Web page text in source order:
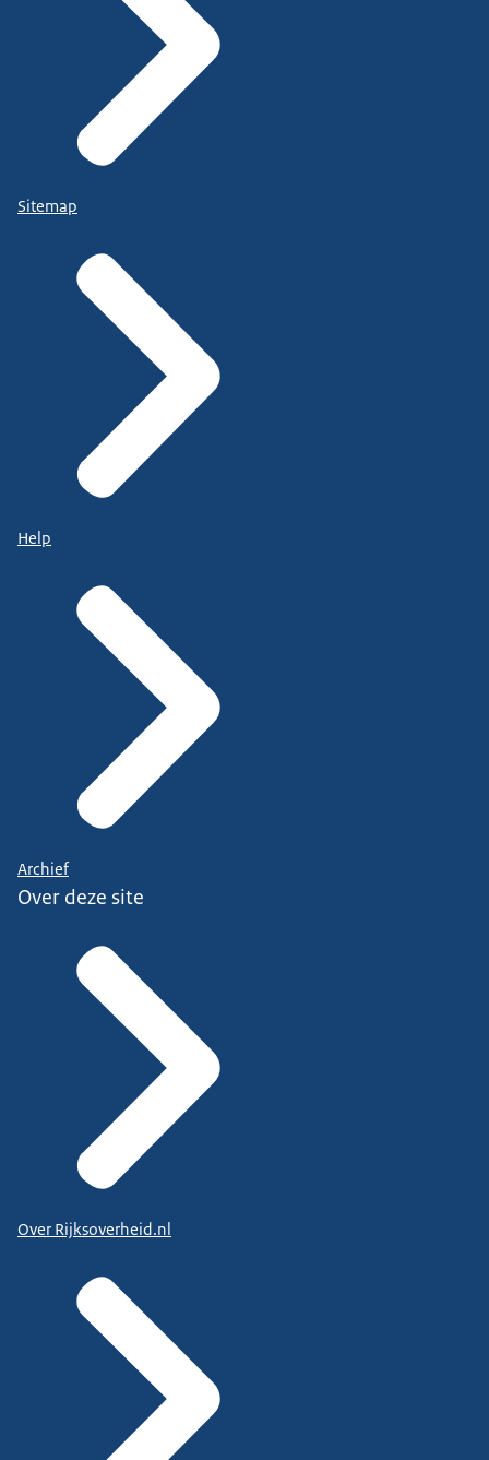
Sitemap
Help
Archief
Over deze site
Over Rijksoverheid.nl